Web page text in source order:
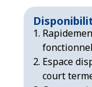
Espace
court